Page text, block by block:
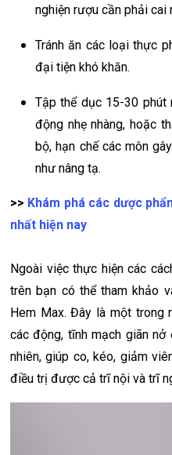
nghiện rượu cần phải cai
Tránh ăn các loại thực
đại tiện khó khăn.
Tập thể dục 15-30 phút
động nhẹ nhàng, hoặc
bộ, hạn chế các môn
như nâng tạ.
>> Khám phá các dược
nhất hiện nay
Ngoài việc thực hiện các
trên bạn có thể tham khảo
Hem Max. Đây là một trong
các động, tĩnh mạch giãn
nhiên, giúp co, kéo, giảm
điều trị được cả trĩ nội và trĩ